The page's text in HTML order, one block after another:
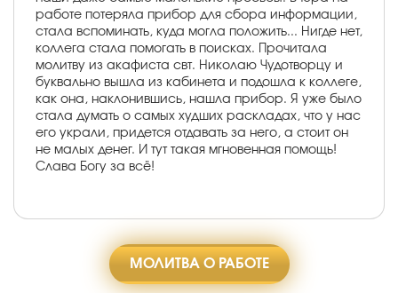
работе потеряла прибор для сбора информации,
стала вспоминать, куда могла положить... Нигде нет,
коллега стала помогать в поисках. Прочитала
молитву из акафиста свт. Николаю Чудотворцу и
буквально вышла из кабинета и подошла к коллеге,
как она, наклонившись, нашла прибор. Я уже было
стала думать о самых худших раскладах, что у нас
его украли, придется отдавать за него, а стоит он
не малых денег. И тут такая мгновенная помощь!
Слава Богу за всё!
МОЛИТВА О РАБОТЕ